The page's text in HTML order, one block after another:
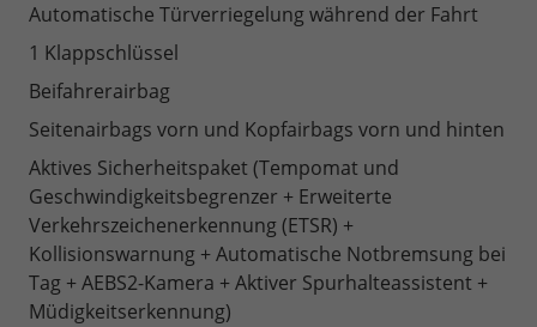
Automatische Türverriegelung während der Fahrt
1 Klappschlüssel
Beifahrerairbag
Seitenairbags vorn und Kopfairbags vorn und hinten
Aktives Sicherheitspaket (Tempomat und
Geschwindigkeitsbegrenzer + Erweiterte
Verkehrszeichenerkennung (ETSR) +
Kollisionswarnung + Automatische Notbremsung bei
Tag + AEBS2-Kamera + Aktiver Spurhalteassistent +
Müdigkeitserkennung)